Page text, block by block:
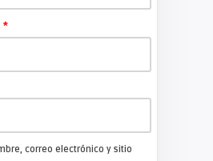
*
correo electrónico y sitio